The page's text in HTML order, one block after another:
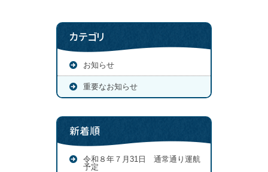
カテゴリ
お知らせ
重要なお知らせ
新着順
令和８年７月31日 通常通り運航
予定